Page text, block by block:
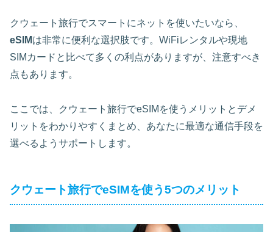
クウェート旅行でスマートにネットを使いたいなら、
eSIMは非常に便利な選択肢です。WiFiレンタルや現地
SIMカードと比べて多くの利点がありますが、注意すべき
点もあります。
ここでは、クウェート旅行でeSIMを使うメリットとデメ
リットをわかりやすくまとめ、あなたに最適な通信手段を
選べるようサポートします。
クウェート旅行でeSIMを使う5つのメリット